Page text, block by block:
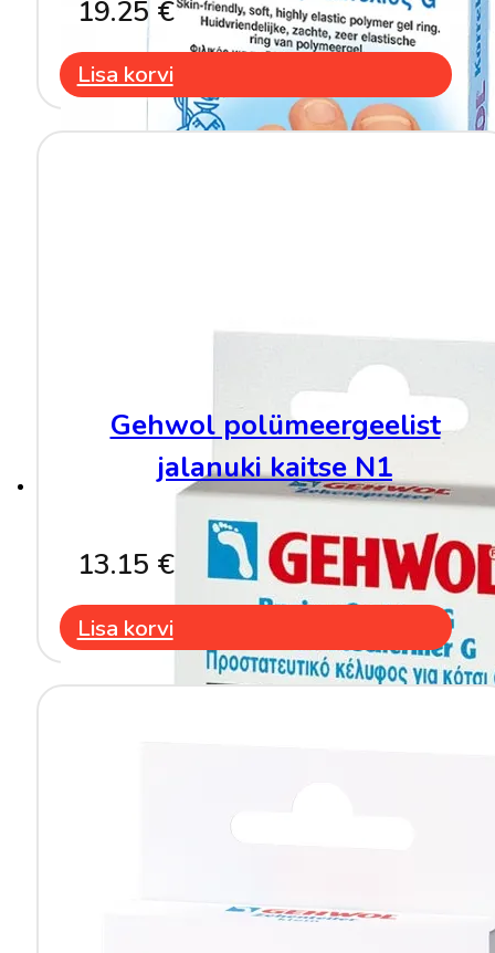
19.25 €
Lisa korvi
Gehwol polümeergeelist
jalanuki kaitse N1
13.15 €
Lisa korvi